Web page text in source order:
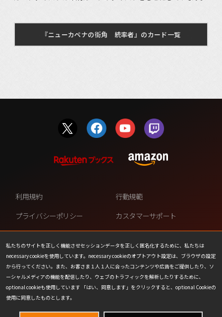
『ニューカペナの街角 統率者』のカード一覧
私たちのサイトを正しく機能させセッションデータを正しく匿名化するために、私たちは
necessary cookieを使用しています。necessary cookieのオプトアウト設定は、ブラウザの設定
から行ってください。また、お客さま１人１人に合ったコンテンツや広告をご提供したり、ソ
ーシャルメディアの機能を配信したり、ウェブのトラフィックを解析したりするために、
optional cookieも使用しています 「はい、同意します」をクリックすると、optional Cookieの
使用に同意したものとします。
利用規約
行動規範
プライバシーポリシー
カスタマーサポート
ファンコンテンツ・ポリシー
個人情報の販売や共有を許可し
ない
COOKIE
プレスリリース
会社情報
お問い合わせ